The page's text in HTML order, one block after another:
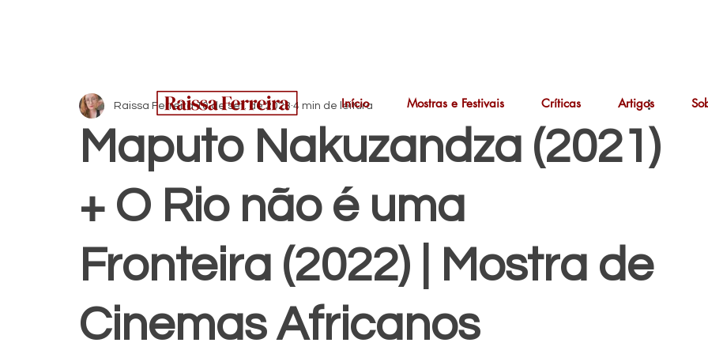
Início Mostras e Festivais Críticas Artigos
Maputo Nakuzandza (2021)
+ O Rio não é uma
Fronteira (2022) | Mostra de
Cinemas Africanos
Raissa Ferreira 10 de set. de 2023 4 min de leitura